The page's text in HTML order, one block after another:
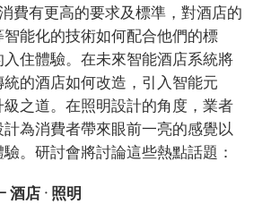
費有更高的要求及標準，對酒店的
能化的技術如何配合他們的標
住體驗。在未來智能酒店系統將
的酒店如何改造，引入智能元
之道。在照明設計的角度，業者
為消費者帶來眼前一亮的感覺以
。研討會將討論這些熱點話題：
酒店 · 照明